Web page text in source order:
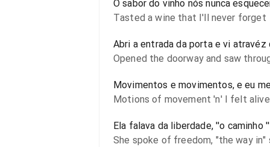
O sabor do vinho nós nunca
Tasted a wine that I'll never forget
Abri a entrada da porta e vi atravéz
Opened the doorway and saw
Movimentos e movimentos, e eu
Motions of movement 'n' I felt alive
Ela falava da liberdade, ''o caminho
She spoke of freedom, "the way in"